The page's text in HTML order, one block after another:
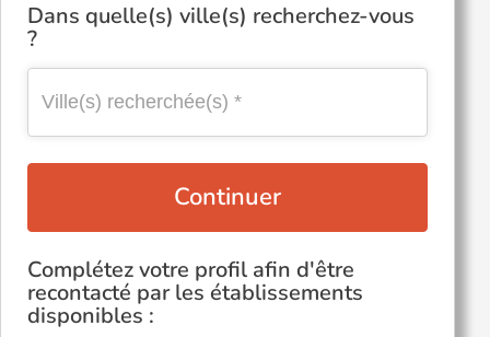
Dans quelle(s) ville(s) recherchez-vous
?
Continuer
Complétez votre profil afin d'être
recontacté par les établissements
disponibles :